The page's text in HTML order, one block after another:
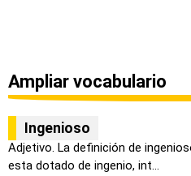
Ampliar vocabulario
Ingenioso
Adjetivo. La definición de
esta dotado de ingenio, int...